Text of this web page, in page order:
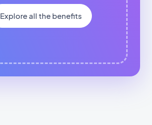
Explore all the benefits